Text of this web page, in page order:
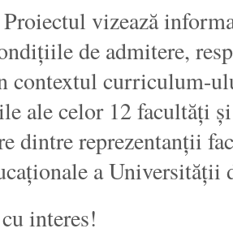
Proiectul vizează
de admitere,
contextul curriculum-
ale celor 12 facultăți
dintre reprezentanții
a Universității
interes!